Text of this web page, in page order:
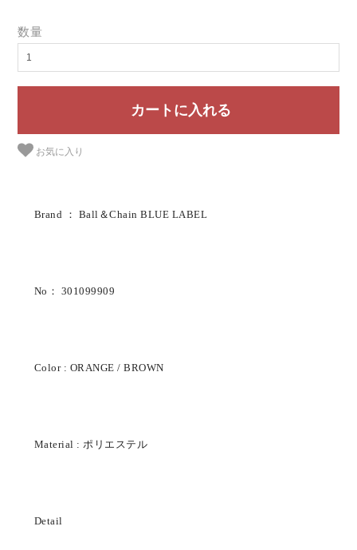
数量
お気に入り
Brand ： Ball＆Chain BLUE LABEL
No： 301099909
Color : ORANGE / BROWN
Material : ポリエステル
Detail